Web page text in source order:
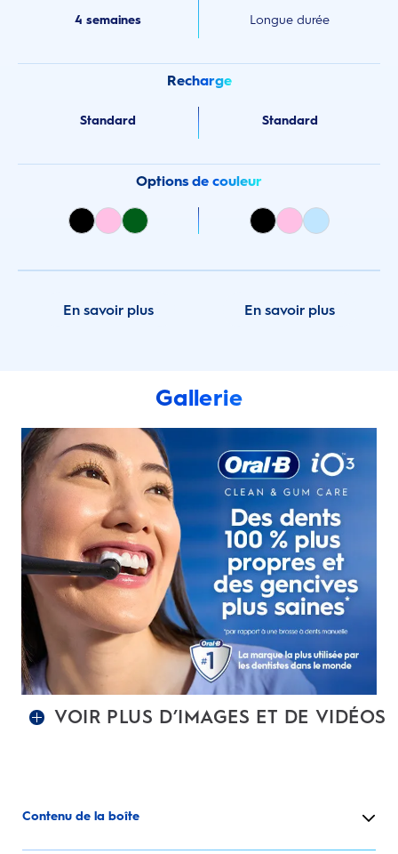
4 semaines Longue durée
Recharge
Standard Standard
Options de couleur
En savoir plus En savoir plus
Gallerie
VOIR PLUS D’IMAGES ET DE VIDÉOS
Contenu de la boîte